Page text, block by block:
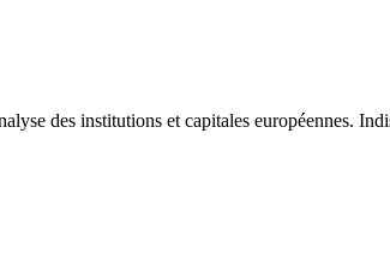
des institutions et capitales européennes.